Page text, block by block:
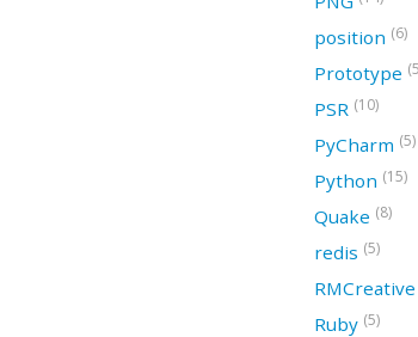
position (6)
Prototype
PSR (10)
PyCharm (5)
Python (15)
Quake (8)
redis (5)
RMCreative
Ruby (5)